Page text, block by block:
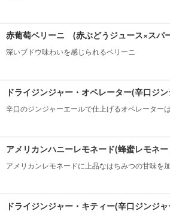
赤葡萄ベリーニ (赤ぶどうジュース×スパ
深いブドウ味わいを感じられるベリーニ
ドライジンジャー・オペレーター(辛口ジ
辛口のジンジャーエールで仕上げるオペレーター
アメリカンハニーレモネード(蜂蜜レモネ
アメリカンレモネードに上品なはちみつの甘味を
ドライジンジャー・キティー(辛口ジンジ